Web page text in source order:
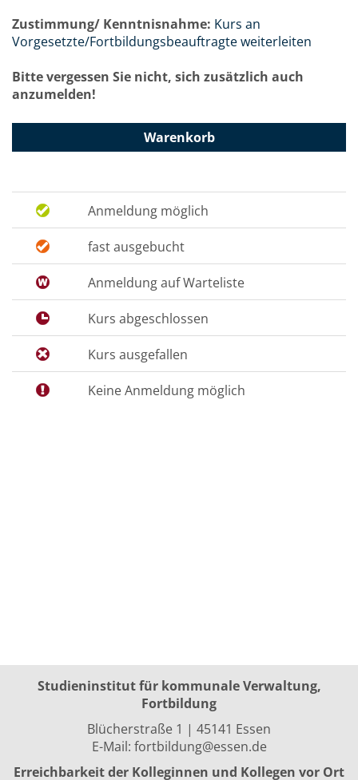
Zustimmung/ Kenntnisnahme: Kurs an
Vorgesetzte/Fortbildungsbeauftragte weiterleiten
Bitte vergessen Sie nicht, sich zusätzlich auch
anzumelden!
Warenkorb
Anmeldung möglich
fast ausgebucht
Anmeldung auf Warteliste
Kurs abgeschlossen
Kurs ausgefallen
Keine Anmeldung möglich
Studieninstitut für kommunale Verwaltung,
Fortbildung
Blücherstraße 1 | 45141 Essen
E-Mail: fortbildung@essen.de
Erreichbarkeit der Kolleginnen und Kollegen vor Ort